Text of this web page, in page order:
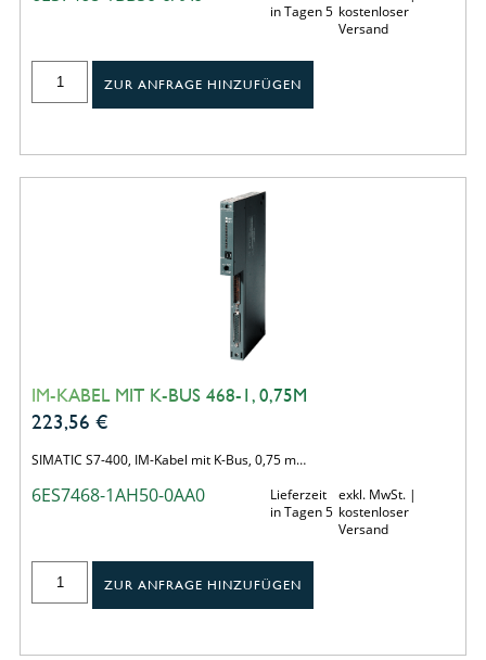
in Tagen 5 kostenloser
Versand
ZUR ANFRAGE HINZUFÜGEN
IM-KABEL MIT K-BUS 468-1, 0,75M
223,56 €
SIMATIC S7-400, IM-Kabel mit K-Bus, 0,75 m…
6ES7468-1AH50-0AA0
Lieferzeit
in Tagen 5
exkl. MwSt. |
kostenloser
Versand
ZUR ANFRAGE HINZUFÜGEN